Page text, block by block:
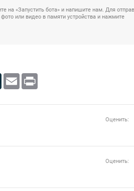
на «Запустить бота» и напишите нам. Для
или видео в памяти устройства и нажмите
LiveJournal
Email
Оценить:
Оценить: